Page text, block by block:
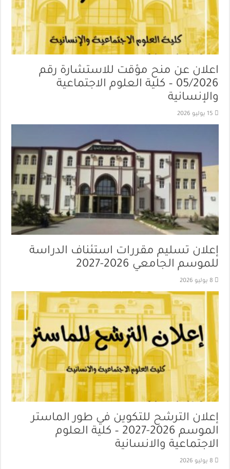
اعلان عن منح مؤقت للاستشارة رقم
05/2026 – كلية العلوم الاجتماعية
والإنسانية
15 يوليو 2026
إعلان تسليم مقررات استئناف الدراسة
للموسم الجامعي 2026-2027
8 يوليو 2026
إعلان الترشح للتكوين في طور الماستر
الموسم 2026-2027 – كلية العلوم
الاجتماعية والانسانية
8 يوليو 2026